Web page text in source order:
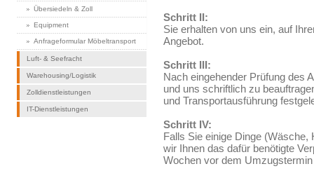
Übersiedeln & Zoll
Equipment
Anfrageformular Möbeltransport
Luft- & Seefracht
Warehousing/Logistik
Zolldienstleistungen
IT-Dienstleistungen
Schritt II:
Sie erhalten von uns ein, auf
Angebot.
Schritt III:
Nach eingehender Prüfung des
und uns schriftlich zu
und Transportausführung
Schritt IV:
Falls Sie einige Dinge
wir Ihnen das dafür benötigte
Wochen vor dem